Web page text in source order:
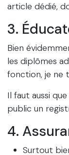
article dédié,
3.
Bien
les diplômes
fonction, je ne
Il faut aussi
public un
4.
Surtout